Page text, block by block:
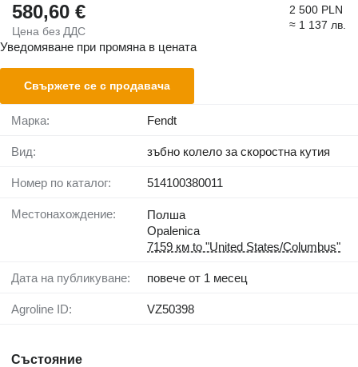
580,60 €
Цена без ДДС
2 500 PLN
≈ 1 137 лв.
Уведомяване при промяна в цената
Свържете се с продавача
Марка: Fendt
Вид: зъбно колело за скоростна кутия
Номер по каталог: 514100380011
Местонахождение:
Полша
Opalenica
7159 км to "United States/Columbus"
Дата на публикуване: повече от 1 месец
Agroline ID: VZ50398
Състояние